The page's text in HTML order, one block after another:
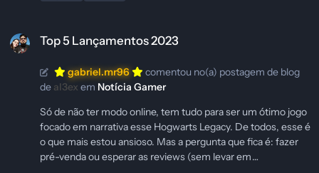
Top 5 Lançamentos 2023
gabriel.mr96
comentou no(a) postagem de blog
de al3ex em Notícia Gamer
Só de não ter modo online, tem tudo para ser um ótimo jogo
focado em narrativa esse Hogwarts Legacy. De todos, esse é
o que mais estou ansioso. Mas a pergunta que fica é: fazer
pré-venda ou esperar as reviews (sem levar em